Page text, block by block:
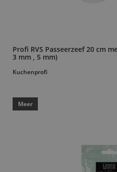
Profi RVS Passeerzeef 20 cm
3 mm , 5 mm)
Kuchenprofi
Meer